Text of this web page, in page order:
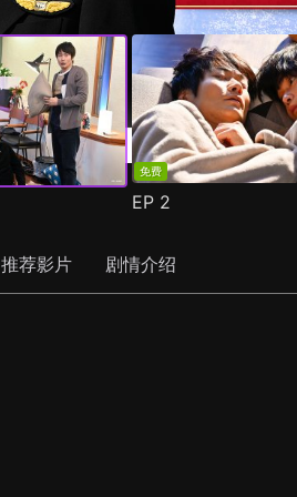
免费
EP 2
推荐影片 剧情介绍